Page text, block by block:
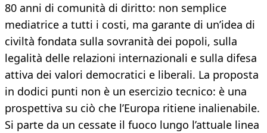
80 anni di comunità di diritto: non semplice
mediatrice a tutti i costi, ma garante di un’idea di
civiltà fondata sulla sovranità dei popoli, sulla
legalità delle relazioni internazionali e sulla difesa
attiva dei valori democratici e liberali. La proposta
in dodici punti non è un esercizio tecnico: è una
prospettiva su ciò che l’Europa ritiene inalienabile.
Si parte da un cessate il fuoco lungo l’attuale linea